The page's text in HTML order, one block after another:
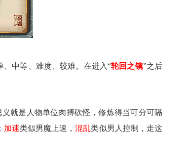
、中等、难度、较难。在进入“轮回之镜”之后
义就是人物单位肉搏砍怪，修炼得当可分可隔
加速类似男魔上速，混乱类似男人控制，走这